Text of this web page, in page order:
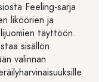
Feeling-sarja
liköörien ja
täyttöön.
sisällön
valinnan